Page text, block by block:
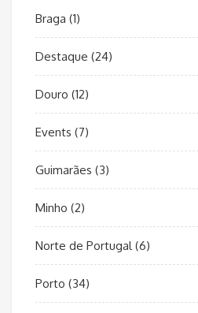
Braga (1)
Destaque (24)
Douro (12)
Events (7)
Guimarães (3)
Minho (2)
Norte de Portugal(6)
Porto (34)